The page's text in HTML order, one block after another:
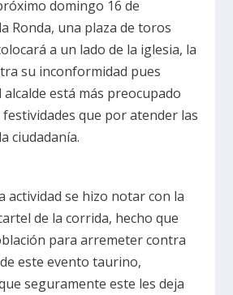
domingo 16 de
Ronda, una plaza de toros
a un lado de la iglesia, la
su inconformidad pues
está más preocupado
que por atender las
ciudadanía.
actividad se hizo notar con la
de la corrida, hecho que
para arremeter contra
este evento taurino,
seguramente este les deja